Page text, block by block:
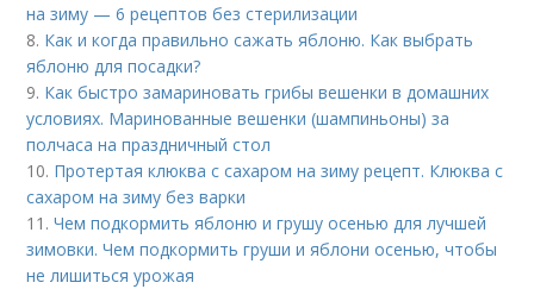
на зиму — 6 рецептов без стерилизации
8. Как и когда правильно сажать яблоню. Как выбрать
яблоню для посадки?
9. Как быстро замариновать грибы вешенки в домашних
условиях. Маринованные вешенки (шампиньоны) за
полчаса на праздничный стол
10. Протертая клюква с сахаром на зиму рецепт. Клюква с
сахаром на зиму без варки
11.Чем подкормить яблоню и грушу осенью для лучшей
зимовки. Чем подкормить груши и яблони осенью, чтобы
не лишиться урожая